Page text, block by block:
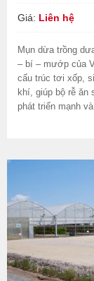
Giá: Liên hệ
Mụn dừa trồng
– bí – mướp của
cấu trúc tơi xốp,
khí, giúp bộ rễ ăn
phát triển mạnh và